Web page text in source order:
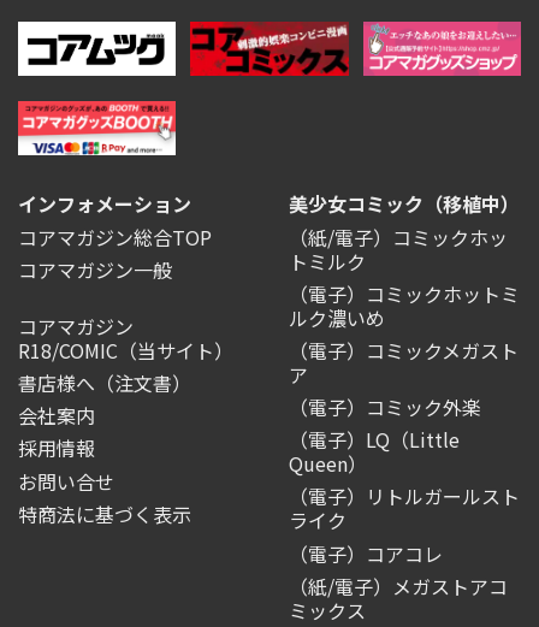
インフォメーション
コアマガジン総合TOP
コアマガジン一般
コアマガジン
R18/COMIC （当サイト）
書店様へ（注文書）
会社案内
採用情報
お問い合せ
特商法に基づく表示
美少女コミック（移植中）
（紙/電子）コミックホッ
トミルク
（電子）コミックホットミ
ルク濃いめ
（電子）コミックメガスト
ア
（電子）コミック外楽
（電子）LQ（Little
Queen）
（電子）リトルガールスト
ライク
（電子）コアコレ
（紙/電子）メガストアコ
ミックス